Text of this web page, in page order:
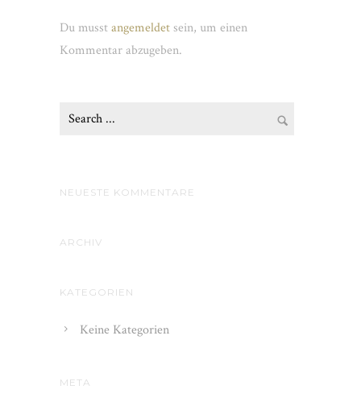
Du musstangemeldet sein, um einen
Kommentar abzugeben.
NEUESTE KOMMENTARE
ARCHIV
KATEGORIEN
Keine Kategorien
META